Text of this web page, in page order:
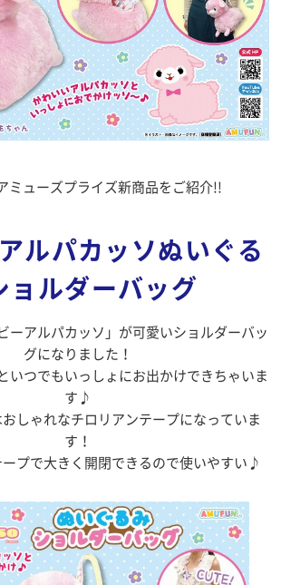
ミューズプライズ新商品をご紹介!!
ルパカッソぬいぐる
ョルダーバッグ
ーアルパカッソ」が可愛いショルダーバッ
グになりました！
いつでもいっしょにお出かけできちゃいま
す♪
しゃれなチロリアンテープになっていま
す！
プで大きく開閉できるので使いやすい♪